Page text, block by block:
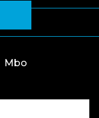
Mbo